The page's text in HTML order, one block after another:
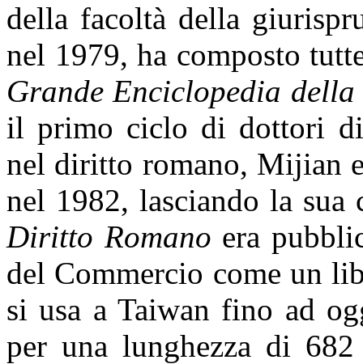
della facoltà della
nel 1979, ha composto
Grande Enciclopedia
il primo ciclo di dottori di
nel diritto romano, Mijian
nel 1982, lasciando la sua
Diritto Romano era
del Commercio come un
si usa a Taiwan fino ad
per una lunghezza di